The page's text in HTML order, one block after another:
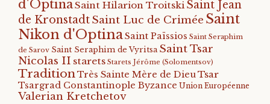
d'OptinaSaint Hilarion Troitski Saint Jean
de KronstadtSaint Luc de Crimée Saint
Nikon d'OptinaSaint Païssios Saint Seraphim
de Sarov Saint Seraphim de Vyritsa Saint Tsar
Nicolas II starets Starets Jérôme (Solomentsov)
TraditionTrès Sainte Mère de DieuTsar
Tsargrad Constantinople Byzance Union Européenne
Valerian Kretchetov